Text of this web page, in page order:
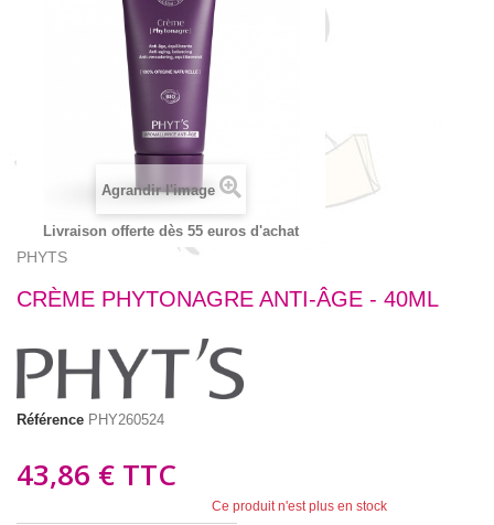
Agrandir l'image
Livraison offerte dès 55 euros d'achat
PHYTS
CRÈME PHYTONAGRE ANTI-ÂGE - 40ML
Référence PHY260524
43,86 € TTC
Ce produit n'est plus en stock